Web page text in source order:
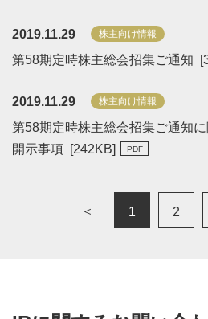
2019.11.29 株主向け情報
第58期定時株主総会招集ご通知 [
2019.11.29 株主向け情報
第58期定時株主総会招集ご通知
開示事項 [242KB]
＜ 1 2